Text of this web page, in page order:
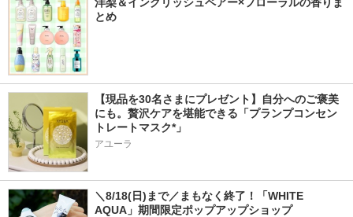
とめ
【現品を30名さまにプレゼント】自分へのご褒美
にも。贅沢ケアを堪能できる「プランプコンセン
トレートマスク*」
アユーラ
＼8/18(日)まで／まもなく終了！「WHITE
AQUA」期間限定ポップアップショップ